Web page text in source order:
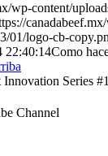
wp-content/
01/logo-cb-
22:40:14Como
Innovation Series
Channel